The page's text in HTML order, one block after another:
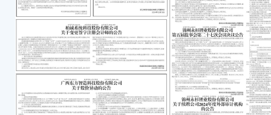
北
关
本公
实、
遗漏
北